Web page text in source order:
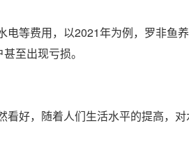
电等费用，以2021年为例，罗非鱼
至出现亏损。
看好，随着人们生活水平的提高，对